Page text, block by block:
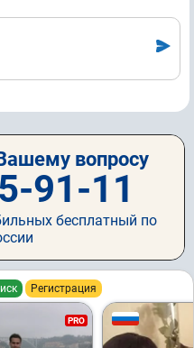
вопросу
91-11
бесплатный по
Регистрация
PRO